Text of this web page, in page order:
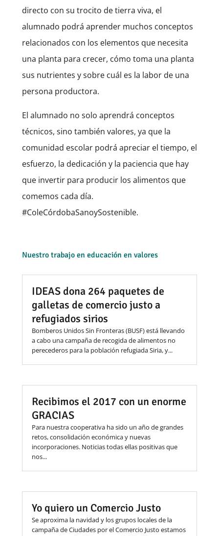
directo con su trocito de tierra viva, el
alumnado podrá aprender muchos conceptos
relacionados con los elementos que necesita
una planta para crecer, cómo toma una planta
sus nutrientes y sobre cuál es la labor de una
persona productora.
El alumnado no solo aprendrá conceptos
técnicos, sino también valores, ya que la
comunidad escolar podrá apreciar el tiempo, el
esfuerzo, la dedicación y la paciencia que hay
que invertir para producir los alimentos que
comemos cada día.
#ColeCórdobaSanoySostenible.
Nuestro trabajo en educación en valores
IDEAS dona 264 paquetes de
galletas de comercio justo a
refugiados sirios
Bomberos Unidos Sin Fronteras (BUSF) está llevando
a cabo una campaña de recogida de alimentos no
perecederos para la población refugiada Siria, y...
Recibimos el 2017 con un enorme
GRACIAS
Para nuestra cooperativa ha sido un año de grandes
retos, consolidación económica y nuevas
incorporaciones. Noticias todas ellas positivas que
nos...
Yo quiero un Comercio Justo
Se aproxima la navidad y los grupos locales de la
campaña de Ciudades por el Comercio Justo estamos